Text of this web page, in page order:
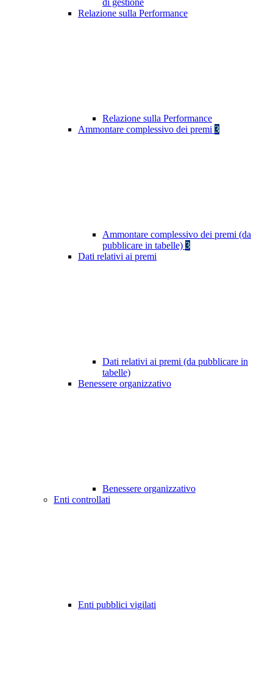
di gestione
Relazione sulla Performance
Relazione sulla Performance
Ammontare complessivo dei premi 3
Ammontare complessivo dei premi (da
pubblicare in tabelle) 3
Dati relativi ai premi
Dati relativi ai premi (da pubblicare in
tabelle)
Benessere organizzativo
Benessere organizzativo
Enti controllati
Enti pubblici vigilati